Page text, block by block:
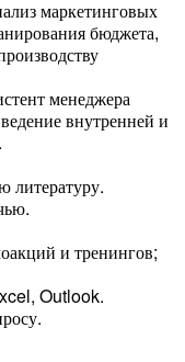
маркетинговых
бюджета,
менеджера
внутренней и
литературу.
и тренингов;
Outlook.